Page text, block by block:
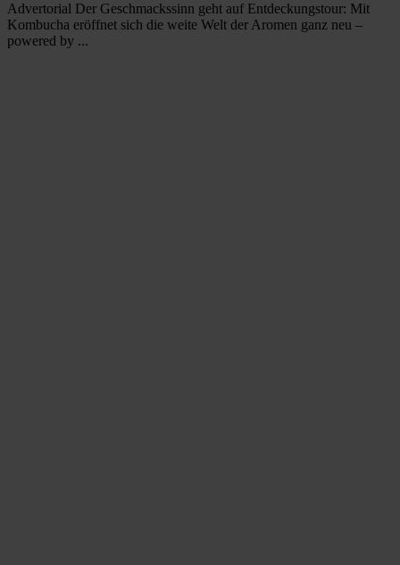
Advertorial Der Geschmackssinn geht auf Entdeckungstour: Mit
Kombucha eröffnet sich die weite Welt der Aromen ganz neu –
powered by ...